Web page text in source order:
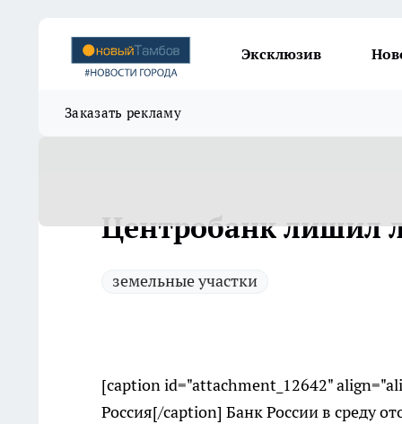
Эксклюзив
Заказать рекламу
Центробанк лишил
земельные участки
[caption id="attachment_12642"
Россия[/caption] Банк России в среду